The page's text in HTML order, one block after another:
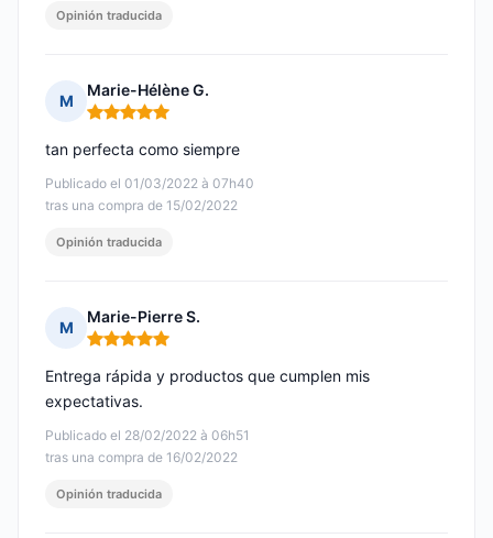
Opinión traducida
M
Marie-Hélène G.
Nota: 5 de 5
Publicado el 01/03/2022 à 07h40
tras una compra de 15/02/2022
tan perfecta como siempre
Opinión traducida
M
Marie-Pierre S.
Nota: 5 de 5
Publicado el 28/02/2022 à 06h51
tras una compra de 16/02/2022
Entrega rápida y productos que cumplen mis
expectativas.
Opinión traducida